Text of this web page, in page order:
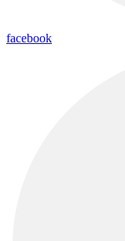
facebook